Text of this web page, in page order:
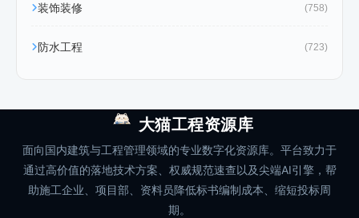
装饰装修 (758)
防水工程 (723)
大猫工程资源库
面向国内建筑与工程管理领域的专业数字化资源库。平台致力于
通过高价值的落地技术方案、权威规范速查以及尖端AI引擎，帮
助施工企业、项目部、资料员降低标书编制成本、缩短投标周
期。